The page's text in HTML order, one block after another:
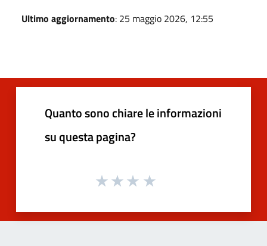
Ultimo aggiornamento: 25 maggio 2026, 12:55
Quanto sono chiare le informazioni
su questa pagina?